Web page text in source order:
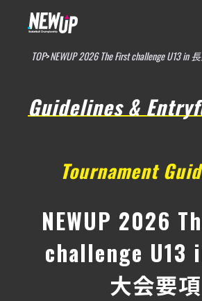
TOP>NEWUP 2026 The First challenge U13 in
Guidelines &
Tournament
NEWUP 2026
challenge U13
大会要項